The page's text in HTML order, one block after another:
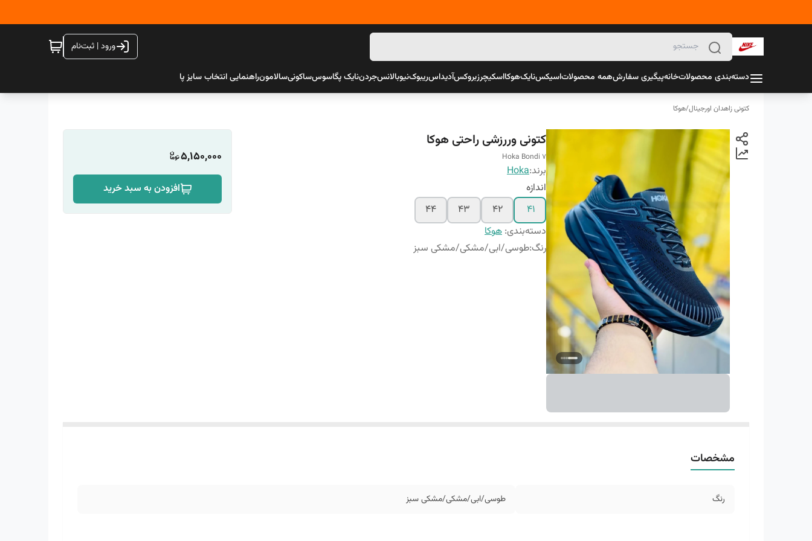
ورود | ثبت‌نام
دسته‌بندی محصولاتخانهپیگیری سفارشهمه محصولاتاسیکسنایکهوکااسکیچرزبروکسآدیداسریبوکنیوبالانسجردننایک پگاسوسساکونیسالامونراهنمایی انتخاب سایز پا
کتونی زاهدان اورجینال/هوکا
کتونی وررزشی راحتی هوکا
Hoka Bondi 7
برند:Hoka
اندازه
41
42
43
44
دسته‌بندی: هوکا
رنگ:طوسی/ابی/مشکی/مشکی سبز
5,150,000
افزودن به سبد خرید
مشخصات
رنگ طوسی/ابی/مشکی/مشکی سبز